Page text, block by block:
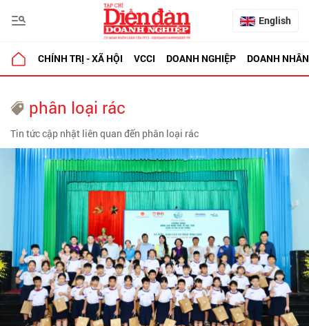
English
CHÍNH TRỊ - XÃ HỘI VCCI DOANH NGHIỆP DOANH NHÂN
phân loại rác
Tin tức cập nhật liên quan đến phân loại rác